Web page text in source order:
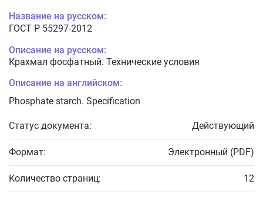
Название на русском:
ГОСТ Р 55297-2012
Описание на русском:
Крахмал фосфатный. Технические условия
Описание на английском:
Phosphate starch. Specification
Статус документа: Действующий
Формат: Электронный (PDF)
Количество страниц: 12